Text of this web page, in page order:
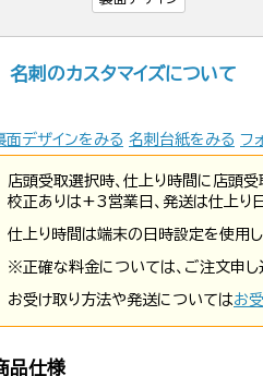
名刺のカスタマイズについて
面デザインをみる 名刺台紙をみる フ
店頭受取選択時、仕上り時間に店頭
校正ありは+3営業日、発送は仕上り
仕上り時間は端末の日時設定を使用し
※正確な料金については、ご注文申し
お受け取り方法や発送についてはお
品仕様